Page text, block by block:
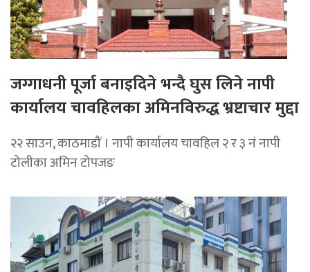
जग्गाधनी पूर्जा बनाइदिने भन्दै घुस लिने नापी
कार्यालय चावहिलका अमिनविरुद्ध भ्रष्टाचार मुद्दा
२२ साउन, काठमाडौं । नापी कार्यालय चावहिल २ र ३ नं नापी
टोलीका अमिन टोपजङ